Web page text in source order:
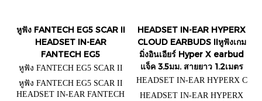
หูฟัง FANTECH EG5 SCAR II
HEADSET IN-EAR
FANTECH EG5
หูฟัง FANTECH EG5 SCAR II
หูฟัง FANTECH EG5 SCAR II
HEADSET IN-EAR FANTECH
HEADSET IN-EAR HYPERX
CLOUD EARBUDS IIหูฟังเกม
มิ่งอินเอียร์ Hyper X earbud
แจ็ค 3.5มม. สายยาว 1.2เมตร
HEADSET IN-EAR HYPERX C
LOUD EARBUDS II=Red
HEADSET IN-EAR HYPERX